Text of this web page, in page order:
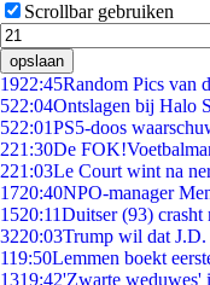
Scrollbar gebruiken
opslaan
1922:45Random Pics van
522:04Ontslagen bij Halo
522:01PS5-doos
221:30De
221:03Le Court wint na
1720:40NPO-manager
1520:11Duitser (93) crasht
3220:03Trump wil dat
119:50Lemmen boekt
1319:42'Zwarte weduwes'